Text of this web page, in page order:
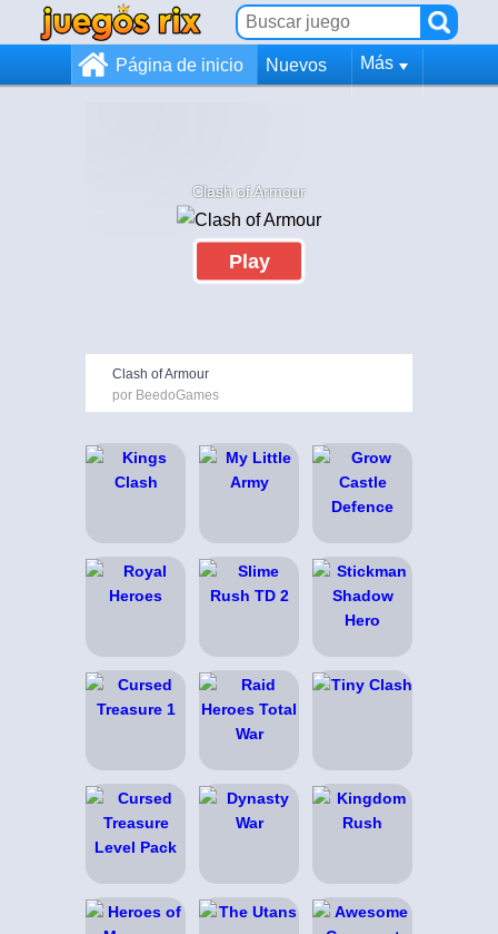
Página de inicio Nuevos Más
Clash of Armour
Play
Clash of Armour
por BeedoGames